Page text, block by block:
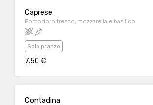
Caprese
Pomodoro fresco, mozzarella e basilico
Solo pranzo
7.50 €
Contadina